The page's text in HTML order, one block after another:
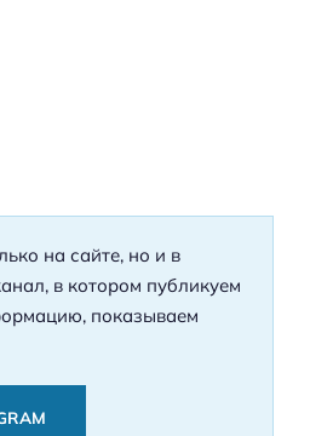
на сайте, но и в
в котором публикуем
показываем